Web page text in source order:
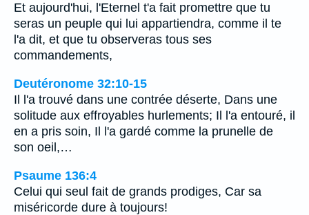
Et aujourd'hui, l'Eternel t'a fait promettre que tu
seras un peuple qui lui appartiendra, comme il te
l'a dit, et que tu observeras tous ses
commandements,
Deutéronome 32:10-15
Il l'a trouvé dans une contrée déserte, Dans une
solitude aux effroyables hurlements; Il l'a entouré, il
en a pris soin, Il l'a gardé comme la prunelle de
son oeil,…
Psaume 136:4
Celui qui seul fait de grands prodiges, Car sa
miséricorde dure à toujours!